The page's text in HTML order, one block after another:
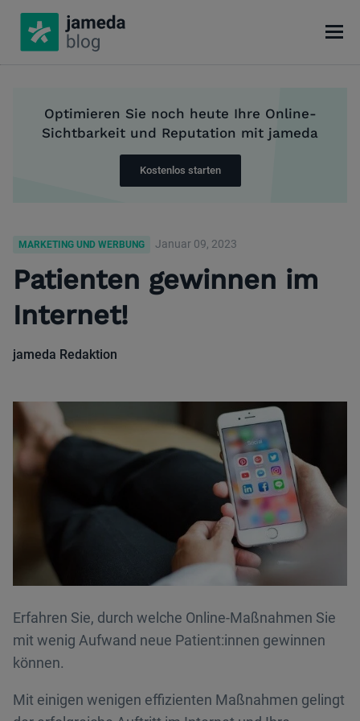
Optimieren Sie noch heute Ihre Online-
Sichtbarkeit und Reputation mit jameda
Kostenlos starten
MARKETING UND WERBUNG Januar 09, 2023
Patienten gewinnen im
Internet!
jameda Redaktion
Erfahren Sie, durch welche Online-Maßnahmen Sie
mit wenig Aufwand neue Patient:innen gewinnen
können.
Mit einigen wenigen effizienten Maßnahmen gelingt